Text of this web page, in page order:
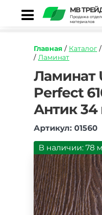
МВ
Продажа
материалов
Главная / Каталог /
/ Ламинат
https://
imperial-
perfect-
6109-
dub-
Ламинат
Perfect
Антик 34
Артикул: 01560
В наличии: 78